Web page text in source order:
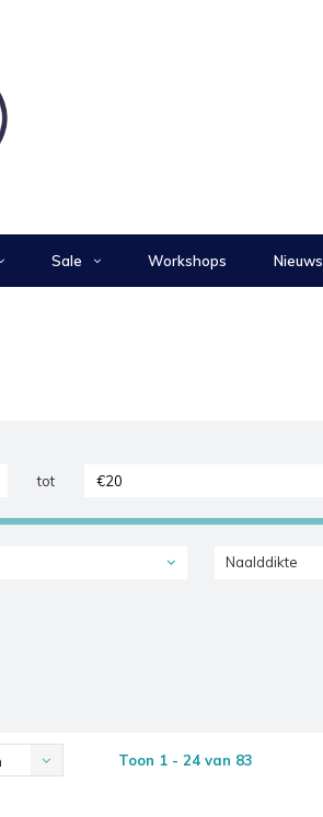
Sale Workshops Nieuws
tot
Naalddikte
Toon 1 - 24 van 83